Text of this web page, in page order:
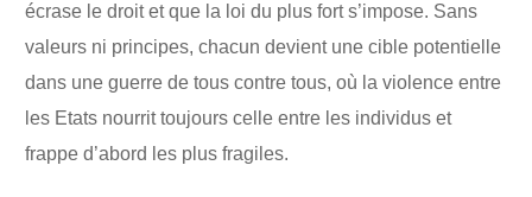
écrase le droit et que la loi du plus fort s’impose. Sans
valeurs ni principes, chacun devient une cible potentielle
dans une guerre de tous contre tous, où la violence entre
les Etats nourrit toujours celle entre les individus et
frappe d’abord les plus fragiles.